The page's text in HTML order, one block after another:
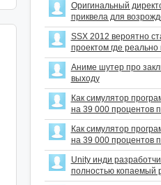
Оригинальный
приквела для
SSX 2012 вероятно
проектом где
Аниме шутер про
выходу
Как симулятор
на 39 000 процентов
Как симулятор
на 39 000 процентов
Unity инди
полностью копаемый